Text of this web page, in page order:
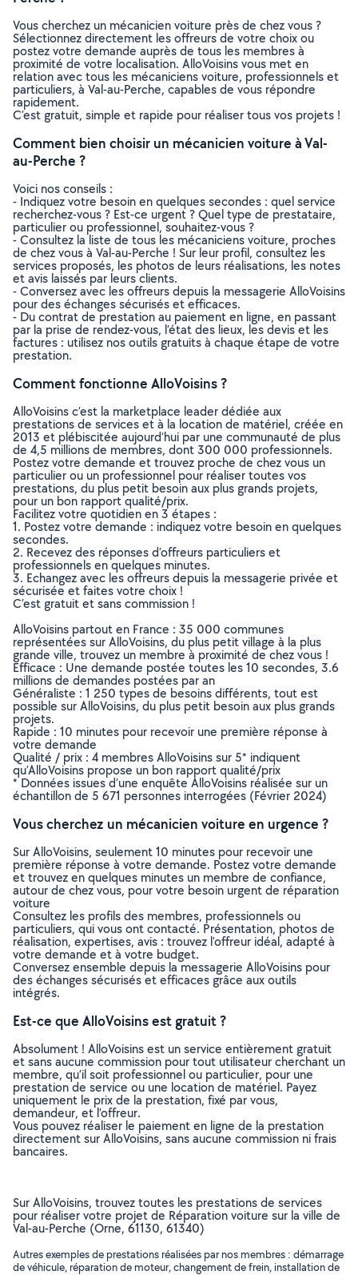
Vous cherchez un mécanicien voiture près de chez vous ?
Sélectionnez directement les offreurs de votre choix ou
postez votre demande auprès de tous les membres à
proximité de votre localisation. AlloVoisins vous met en
relation avec tous les mécaniciens voiture, professionnels et
particuliers, à Val-au-Perche, capables de vous répondre
rapidement.
C’est gratuit, simple et rapide pour réaliser tous vos projets !
Comment bien choisir un mécanicien voiture à Val-
au-Perche ?
Voici nos conseils :
- Indiquez votre besoin en quelques secondes : quel service
recherchez-vous ? Est-ce urgent ? Quel type de prestataire,
particulier ou professionnel, souhaitez-vous ?
- Consultez la liste de tous les mécaniciens voiture, proches
de chez vous à Val-au-Perche ! Sur leur profil, consultez les
services proposés, les photos de leurs réalisations, les notes
et avis laissés par leurs clients.
- Conversez avec les offreurs depuis la messagerie AlloVoisins
pour des échanges sécurisés et efficaces.
- Du contrat de prestation au paiement en ligne, en passant
par la prise de rendez-vous, l’état des lieux, les devis et les
factures : utilisez nos outils gratuits à chaque étape de votre
prestation.
Comment fonctionne AlloVoisins ?
AlloVoisins c’est la marketplace leader dédiée aux
prestations de services et à la location de matériel, créée en
2013 et plébiscitée aujourd’hui par une communauté de plus
de 4,5 millions de membres, dont 300 000 professionnels.
Postez votre demande et trouvez proche de chez vous un
particulier ou un professionnel pour réaliser toutes vos
prestations, du plus petit besoin aux plus grands projets,
pour un bon rapport qualité/prix.
Facilitez votre quotidien en 3 étapes :
1. Postez votre demande : indiquez votre besoin en quelques
secondes.
2. Recevez des réponses d’offreurs particuliers et
professionnels en quelques minutes.
3. Echangez avec les offreurs depuis la messagerie privée et
sécurisée et faites votre choix !
C’est gratuit et sans commission !
AlloVoisins partout en France : 35 000 communes
représentées sur AlloVoisins, du plus petit village à la plus
grande ville, trouvez un membre à proximité de chez vous !
Efficace : Une demande postée toutes les 10 secondes, 3.6
millions de demandes postées par an
Généraliste : 1 250 types de besoins différents, tout est
possible sur AlloVoisins, du plus petit besoin aux plus grands
projets.
Rapide : 10 minutes pour recevoir une première réponse à
votre demande
Qualité / prix : 4 membres AlloVoisins sur 5* indiquent
qu’AlloVoisins propose un bon rapport qualité/prix
* Données issues d’une enquête AlloVoisins réalisée sur un
échantillon de 5 671 personnes interrogées (Février 2024)
Vous cherchez un mécanicien voiture en urgence ?
Sur AlloVoisins, seulement 10 minutes pour recevoir une
première réponse à votre demande. Postez votre demande
et trouvez en quelques minutes un membre de confiance,
autour de chez vous, pour votre besoin urgent de réparation
voiture
Consultez les profils des membres, professionnels ou
particuliers, qui vous ont contacté. Présentation, photos de
réalisation, expertises, avis : trouvez l'offreur idéal, adapté à
votre demande et à votre budget.
Conversez ensemble depuis la messagerie AlloVoisins pour
des échanges sécurisés et efficaces grâce aux outils
intégrés.
Est-ce que AlloVoisins est gratuit ?
Absolument ! AlloVoisins est un service entièrement gratuit
et sans aucune commission pour tout utilisateur cherchant un
membre, qu’il soit professionnel ou particulier, pour une
prestation de service ou une location de matériel. Payez
uniquement le prix de la prestation, fixé par vous,
demandeur, et l’offreur.
Vous pouvez réaliser le paiement en ligne de la prestation
directement sur AlloVoisins, sans aucune commission ni frais
bancaires.
Sur AlloVoisins, trouvez toutes les prestations de services
pour réaliser votre projet de Réparation voiture sur la ville de
Val-au-Perche (Orne, 61130, 61340)
Autres exemples de prestations réalisées par nos membres : démarrage
de véhicule, réparation de moteur, changement de frein, installation de